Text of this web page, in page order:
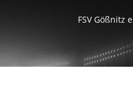
FSV Gößnitz